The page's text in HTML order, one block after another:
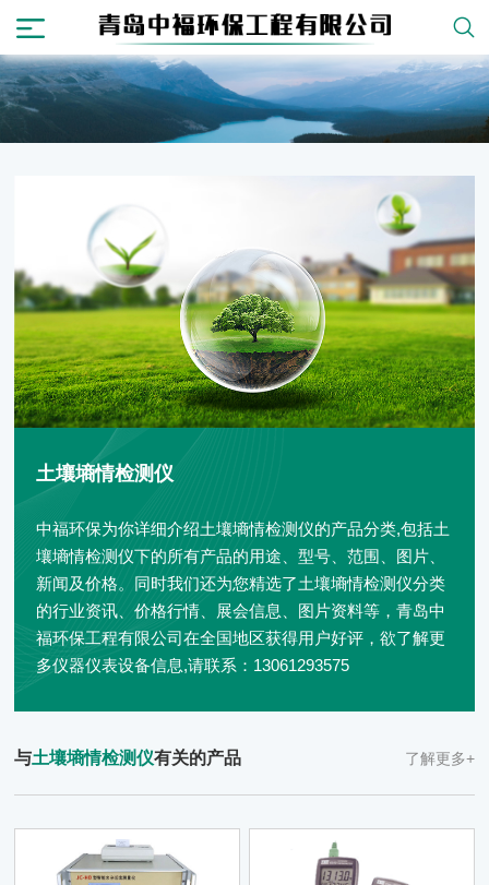
土壤墒情检测仪
中福环保为你详细介绍土壤墒情检测仪的产品分类,包括土
壤墒情检测仪下的所有产品的用途、型号、范围、图片、
新闻及价格。同时我们还为您精选了土壤墒情检测仪分类
的行业资讯、价格行情、展会信息、图片资料等，青岛中
福环保工程有限公司在全国地区获得用户好评，欲了解更
多仪器仪表设备信息,请联系：13061293575
与土壤墒情检测仪有关的产品 了解更多+